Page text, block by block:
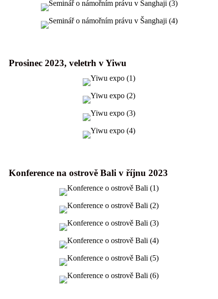
Prosinec 2023, veletrh v Yiwu
Konference na ostrově Bali v říjnu 2023